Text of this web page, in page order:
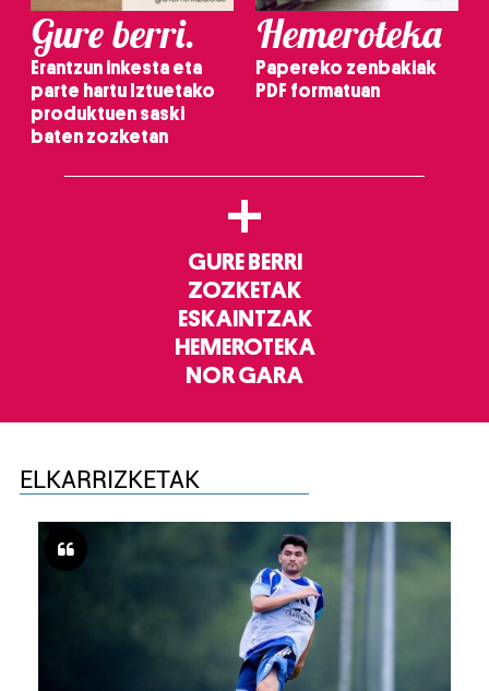
Gure berri.
Erantzun inkesta eta
parte hartu Iztuetako
produktuen saski
baten zozketan
Hemeroteka
Papereko zenbakiak
PDF formatuan
+
GURE BERRI
ZOZKETAK
ESKAINTZAK
HEMEROTEKA
NOR GARA
ELKARRIZKETAK